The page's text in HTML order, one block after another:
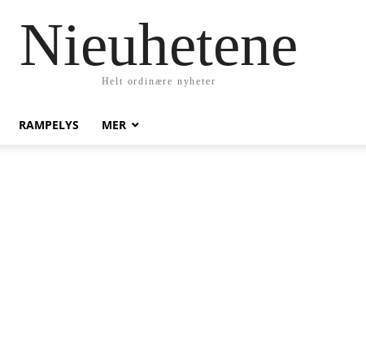
Nieuhetene
Helt ordinære nyheter
RAMPELYS MER